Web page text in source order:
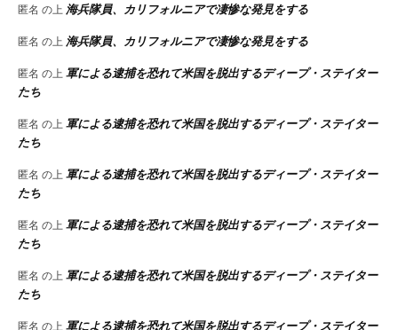
匿名 の上 海兵隊員、カリフォルニアで凄惨な発見をする
匿名 の上 海兵隊員、カリフォルニアで凄惨な発見をする
匿名 の上 軍による逮捕を恐れて米国を脱出するディープ・ステイター
たち
匿名 の上 軍による逮捕を恐れて米国を脱出するディープ・ステイター
たち
匿名 の上 軍による逮捕を恐れて米国を脱出するディープ・ステイター
たち
匿名 の上 軍による逮捕を恐れて米国を脱出するディープ・ステイター
たち
匿名 の上 軍による逮捕を恐れて米国を脱出するディープ・ステイター
たち
匿名 の上 軍による逮捕を恐れて米国を脱出するディープ・ステイター